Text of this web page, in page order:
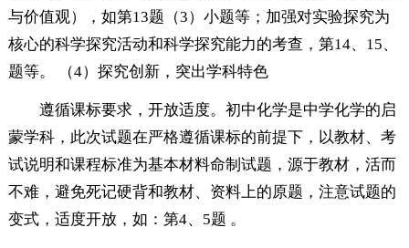
与价值观），如第13题（3）小题等；加强对实验探究为
核心的科学探究活动和科学探究能力的考查，第14、15、
题等。 （4）探究创新，突出学科特色
遵循课标要求，开放适度。初中化学是中学化学的启
蒙学科，此次试题在严格遵循课标的前提下，以教材、考
试说明和课程标准为基本材料命制试题，源于教材，活而
不难，避免死记硬背和教材、资料上的原题，注意试题的
变式，适度开放，如：第4、5题 。